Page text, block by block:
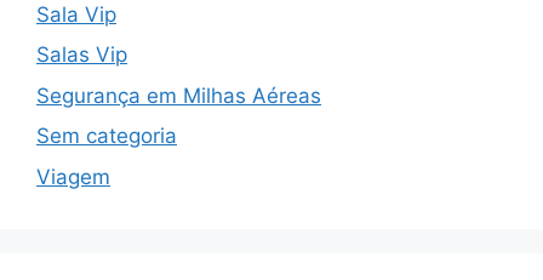
Sala Vip
Salas Vip
Segurança em Milhas Aéreas
Sem categoria
Viagem